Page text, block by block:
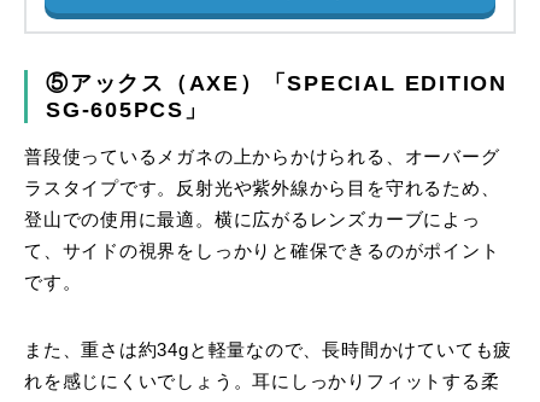
⑤アックス（AXE）「SPECIAL EDITION
SG-605PCS」
普段使っているメガネの上からかけられる、オーバーグ
ラスタイプです。反射光や紫外線から目を守れるため、
登山での使用に最適。横に広がるレンズカーブによっ
て、サイドの視界をしっかりと確保できるのがポイント
です。
また、重さは約34gと軽量なので、長時間かけていても疲
れを感じにくいでしょう。耳にしっかりフィットする柔